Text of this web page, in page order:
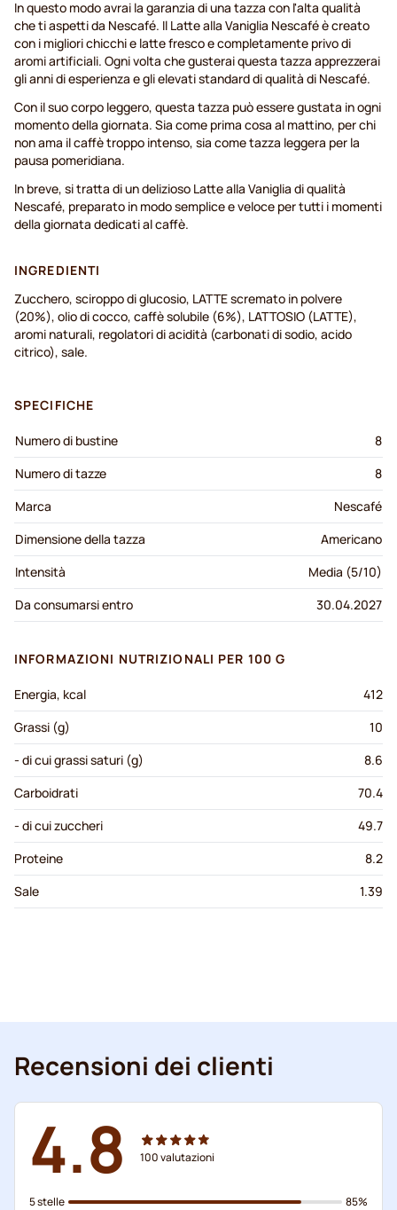
In questo modo avrai la garanzia di una tazza con l'alta qualità
che ti aspetti da Nescafé. Il Latte alla Vaniglia Nescafé è creato
con i migliori chicchi e latte fresco e completamente privo di
aromi artificiali. Ogni volta che gusterai questa tazza apprezzerai
gli anni di esperienza e gli elevati standard di qualità di Nescafé.
Con il suo corpo leggero, questa tazza può essere gustata in ogni
momento della giornata. Sia come prima cosa al mattino, per chi
non ama il caffè troppo intenso, sia come tazza leggera per la
pausa pomeridiana.
In breve, si tratta di un delizioso Latte alla Vaniglia di qualità
Nescafé, preparato in modo semplice e veloce per tutti i momenti
della giornata dedicati al caffè.
INGREDIENTI
Zucchero, sciroppo di glucosio, LATTE scremato in polvere
(20%), olio di cocco, caffè solubile (6%), LATTOSIO (LATTE),
aromi naturali, regolatori di acidità (carbonati di sodio, acido
citrico), sale.
SPECIFICHE
Numero di bustine
8
Numero di tazze
8
Marca
Nescafé
Dimensione della tazza
Americano
Intensità
Media (5/10)
Da consumarsi entro
30.04.2027
INFORMAZIONI NUTRIZIONALI PER 100 G
Energia, kcal
412
Grassi (g)
10
- di cui grassi saturi (g)
8.6
Carboidrati
70.4
- di cui zuccheri
49.7
Proteine
8.2
Sale
1.39
Recensioni dei clienti
4.8 100valutazioni
5 stelle
85%